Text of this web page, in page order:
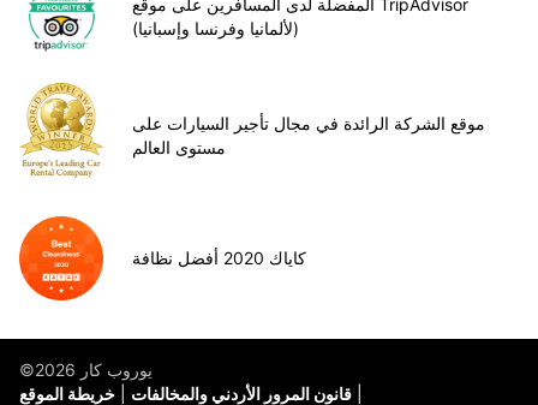
المفضلة لدى المسافرين على موقع TripAdvisor
(لألمانيا وفرنسا وإسبانيا)
موقع الشركة الرائدة في مجال تأجير السيارات على
مستوى العالم
كاياك 2020 أفضل نظافة
©يوروب كار 2026
خريطة الموقع
قانون المرور الأردني والمخالفات